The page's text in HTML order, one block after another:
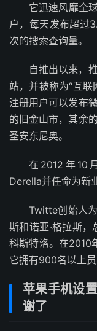
它迅速风靡全
户，每天发布超过
次的搜索查询量。
自推出以来，
站，并被称为“互
注册用户可以发布
的旧金山市，其余
圣安东尼奥。
在2012年10
Derella并任命为新
Twitte创始人
斯和诺亚·格拉斯
科斯特洛。在2010
它拥有900名以上员
苹果手机设
谢了